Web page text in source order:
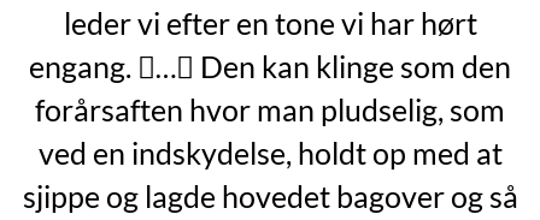
leder vi efter en tone vi har hørt
engang. … Den kan klinge som den
forårsaften hvor man pludselig, som
ved en indskydelse, holdt op med at
sjippe og lagde hovedet bagover og så